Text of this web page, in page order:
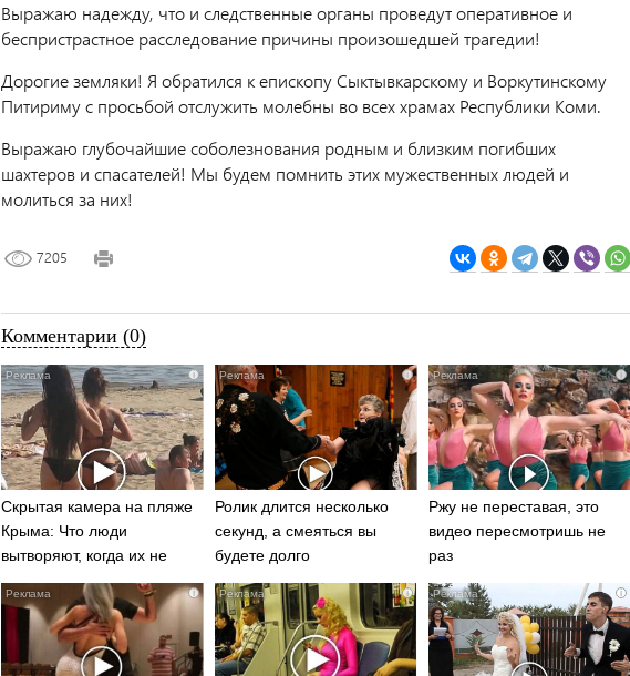
Выражаю надежду, что и следственные органы проведут оперативное и
беспристрастное расследование причины произошедшей трагедии!
Дорогие земляки! Я обратился к епископу Сыктывкарскому и Воркутинскому
Питириму с просьбой отслужить молебны во всех храмах Республики Коми.
Выражаю глубочайшие соболезнования родным и близким погибших
шахтеров и спасателей! Мы будем помнить этих мужественных людей и
молиться за них!
7205
Комментарии (0)
i
Скрытая камера на пляже
Крыма: Что люди
вытворяют, когда их не
видят...
i
Ролик длится несколько
секунд, а смеяться вы
будете долго
i
Ржу не переставая, это
видео пересмотришь не
раз
i i i